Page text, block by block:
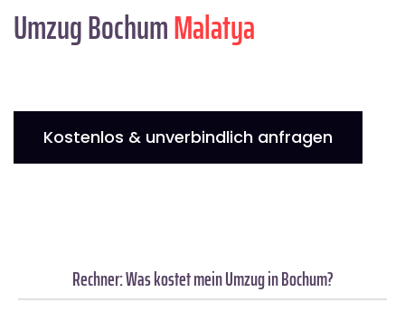
Umzug BochumMalatya
Kostenlos & unverbindlich anfragen
Rechner: Was kostet mein Umzug in Bochum?